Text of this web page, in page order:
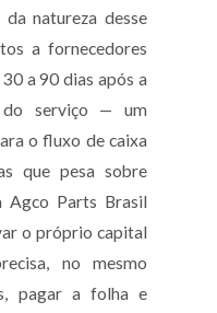
natureza desse
a fornecedores
a 90 dias após a
do serviço — um
o fluxo de caixa
que pesa sobre
Agco Parts Brasil
o próprio capital
no mesmo
pagar a folha e